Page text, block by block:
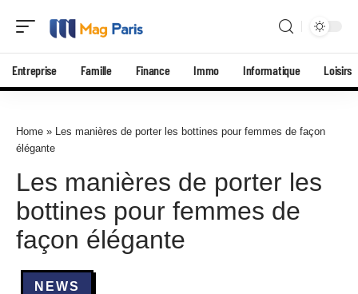
Entreprise Famille Finance Immo Informatique Loisirs
Home » Les manières de porter les bottines pour femmes de façon
élégante
Les manières de porter les
bottines pour femmes de
façon élégante
NEWS